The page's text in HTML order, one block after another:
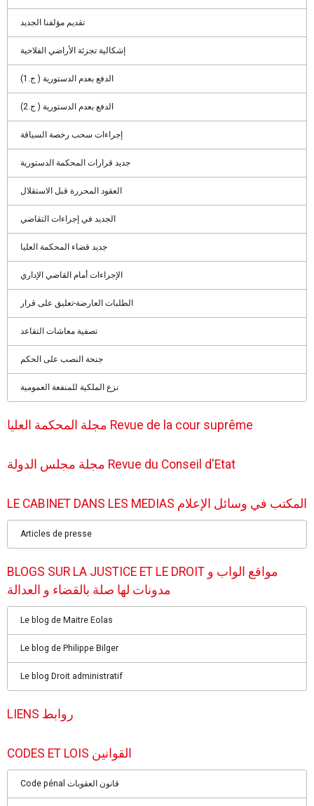
تقديم مؤلفنا الجديد
إشكالية تجزئة الأراضي الفلاحية
الدفع بعدم الدستورية ( ج.1)
الدفع بعدم الدستورية ( ج.2)
إجراءات سحب رخصة السياقة
جديد قرارات المحكمة الدستورية
العقود المحررة قبل الاستقلال
الجديد في إجراءات التقاضي
جديد قضاء المحكمة العليا
الإجراءات أمام القاضي الإداري
الطلبات العارضة-تعليق على قرار
تصفية معاشات التقاعد
جنحة النصب على الحكم
نزع الملكية للمنفعة العمومية
مجلة المحكمة العليا Revue de la cour suprême
مجلة مجلس الدولة Revue du Conseil d'Etat
LE CABINET DANS LES MEDIAS المكتب في وسائل الإعلام
Articles de presse
BLOGS SUR LA JUSTICE ET LE DROIT مواقع الواب و
مدونات لها صلة بالقضاء و العدالة
Le blog de Maitre Eolas
Le blog de Philippe Bilger
Le blog Droit administratif
LIENS روابط
CODES ET LOIS القوانين
Code pénal قانون العقوبات